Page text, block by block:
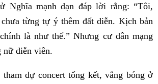
Nghĩa mạnh dạn đáp lời rằng: “Tôi,
từng tự ý thêm đất diễn. Kịch bản
là như thế.” Nhưng cư dân mạng
nữ diễn viên.
dự concert tổng kết, vắng bóng ở